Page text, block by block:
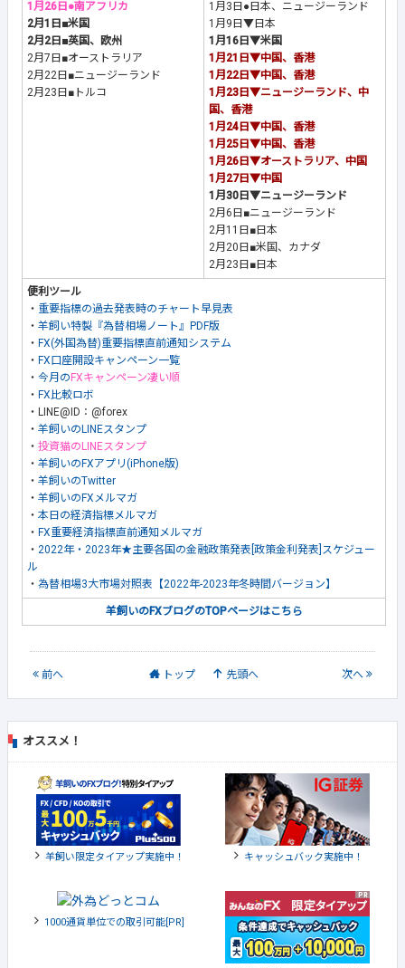
1月26日●南アフリカ
2月1日■米国
2月2日■英国、欧州
2月7日■オーストラリア
2月22日■ニュージーランド
2月23日■トルコ
1月3日●日本、ニュージーランド
1月9日▼日本
1月16日▼米国
1月21日▼中国、香港
1月22日▼中国、香港
1月23日▼ニュージーランド、中
国、香港
1月24日▼中国、香港
1月25日▼中国、香港
1月26日▼オーストラリア、中国
1月27日▼中国
1月30日▼ニュージーランド
2月6日■ニュージーランド
2月11日■日本
2月20日■米国、カナダ
2月23日■日本
便利ツール
・ 重要指標の過去発表時のチャート早見表
・ 羊飼い特製『為替相場ノート』PDF版
・ FX(外国為替)重要指標直前通知システム
・ FX口座開設キャンペーン一覧
・ 今月の FXキャンペーン凄い順
・ FX比較ロボ
・LINE@ID：@forex
・ 羊飼いのLINEスタンプ
・ 投資猫のLINEスタンプ
・ 羊飼いのFXアプリ(iPhone版)
・ 羊飼いのTwitter
・ 羊飼いのFXメルマガ
・ 本日の経済指標メルマガ
・ FX重要経済指標直前通知メルマガ
・ 2022年・2023年★主要各国の金融政策発表[政策金利発表]スケジュー
ル
・ 為替相場3大市場対照表【2022年-2023年冬時間バージョン】
羊飼いのFXブログのTOPページはこちら
前へ トップ 先頭へ 次へ
オススメ！
羊飼い限定タイアップ実施中！ キャッシュバック実施中！
1000通貨単位での取引可能[PR]